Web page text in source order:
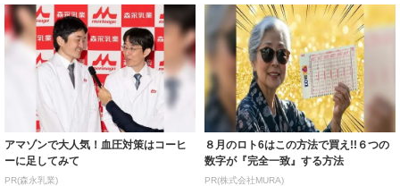
アマゾンで大人気！血圧対策はコーヒ
ーに足してみて
PR(森永乳業)
８月のロト6はこの方法で買え!!６つの
数字が『完全一致』する方法
PR(株式会社MURA)